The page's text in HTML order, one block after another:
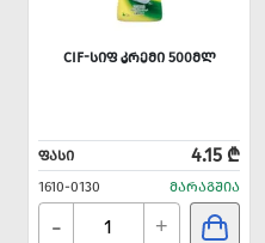
CIF-ᲡᲘᲤ ᲙᲠᲔᲛᲘ 500ᲛᲚ
ᲤᲐᲡᲘ 4.15 ₾
1610-0130 ᲛᲐᲠᲐᲒᲨᲘᲐ
- +